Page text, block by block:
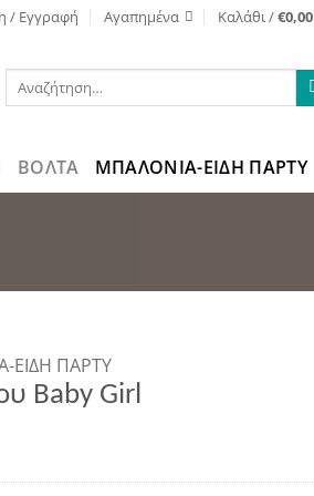
/ Εγγραφή Αγαπημένα Καλάθι /€0,00
Αναζήτηση
ΒΌΛΤΑ ΜΠΑΛΟΝΙΑ-ΕΙΔΗ ΠΑΡΤΥ
ΕΙΔΗ ΠΑΡΤΥ
Baby Girl